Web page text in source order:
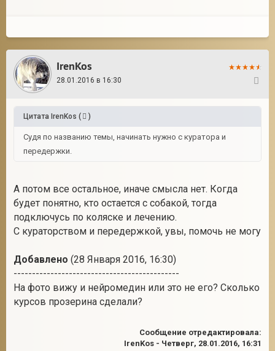
IrenKos
28.01.2016 в 16:30
Цитата IrenKos ( )
Судя по названию темы, начинать нужно с куратора и
передержки.
А потом все остальное, иначе смысла нет. Когда
будет понятно, кто остается с собакой, тогда
подключусь по коляске и лечению.
С кураторством и передержкой, увы, помочь не могу
Добавлено (28 Января 2016, 16:30)
---------------------------------------------
На фото вижу и нейромедин или это не его? Сколько
курсов прозерина сделали?
Сообщение отредактировала:
IrenKos - Четверг, 28.01.2016, 16:31